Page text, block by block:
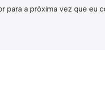
para a próxima vez que eu